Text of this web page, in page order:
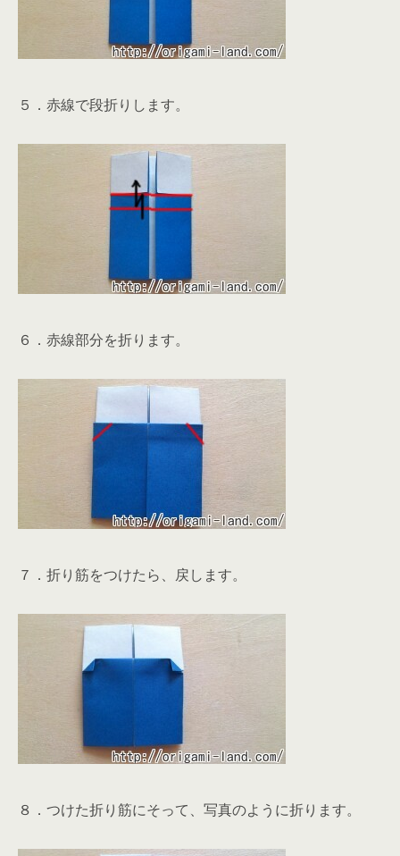
５．赤線で段折りします。
６．赤線部分を折ります。
７．折り筋をつけたら、戻します。
８．つけた折り筋にそって、写真のように折ります。